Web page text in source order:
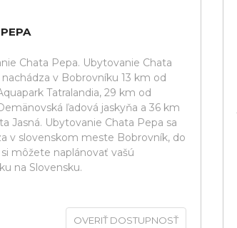
Chata Pepa. Ubytovanie Chata
nachádza v Bobrovníku 13 km od
Tatralandia, 29 km od
ľadová jaskyňa a 36 km
Jasná. Ubytovanie Chata Pepa sa
v slovenskom meste Bobrovník, do
môžete naplánovať vašú
na Slovensku.
OVERIŤ DOSTUPNOSŤ